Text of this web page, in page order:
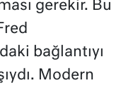
gerekir. Bu
bağlantıyı
Modern